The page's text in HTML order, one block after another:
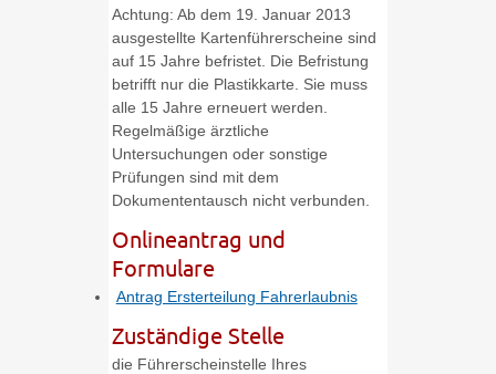
Achtung: Ab dem 19. Januar 2013
ausgestellte Kartenführerscheine sind
auf 15 Jahre befristet. Die Befristung
betrifft nur die Plastikkarte. Sie muss
alle 15 Jahre erneuert werden.
Regelmäßige ärztliche
Untersuchungen oder sonstige
Prüfungen sind mit dem
Dokumententausch nicht verbunden.
Onlineantrag und
Formulare
Antrag Ersterteilung Fahrerlaubnis
Zuständige Stelle
die Führerscheinstelle Ihres